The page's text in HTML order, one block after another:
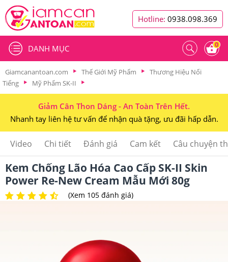
Hotline: 0938.098.369
0
DANH MỤC
Giamcanantoan.com Thế Giới Mỹ Phẩm
Thương Hiệu Nổi
Tiếng
Mỹ Phẩm SK-II
Giảm Cân Thon Dáng - An Toàn Trên Hết.
Nhanh tay liên hệ tư vấn để nhận quà tặng, ưu đãi hấp dẫn.
Video Chi tiết Đánh giá Cam kết Câu chuyện
Kem Chống Lão Hóa Cao Cấp SK-II Skin
Power Re-New Cream Mẫu Mới 80g
(Xem 105 đánh giá)